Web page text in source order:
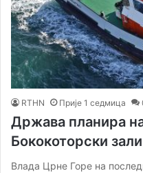
RTHN Прије 1 седмица
Држава планира
Бококоторски
Влада Црне Горе на